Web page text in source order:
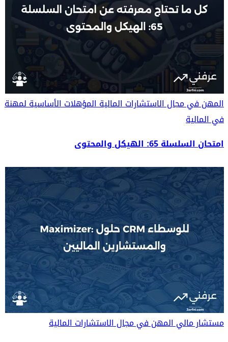
المهن في مجال الاستشارات الماليةالمؤهلات الأساسية لمهنة
في المالية
امتحان السلسلة 65: الهيكل والمحتوى
مستشار ماليالمهن في مجال الاستشارات المالية